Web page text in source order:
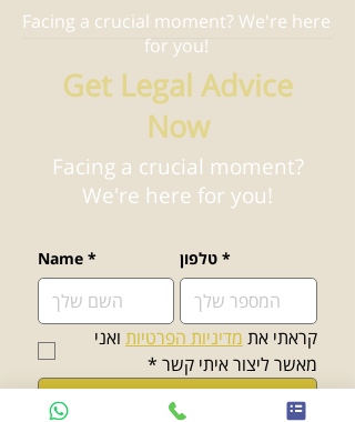
Facing a crucial moment? We're here
for you!
Get Legal Advice
Now
Facing a crucial moment?
We're here for you!
Name * טלפון *
קראתי את מדיניות הפרטיות
מאשר ליצור איתי קשר *
Send